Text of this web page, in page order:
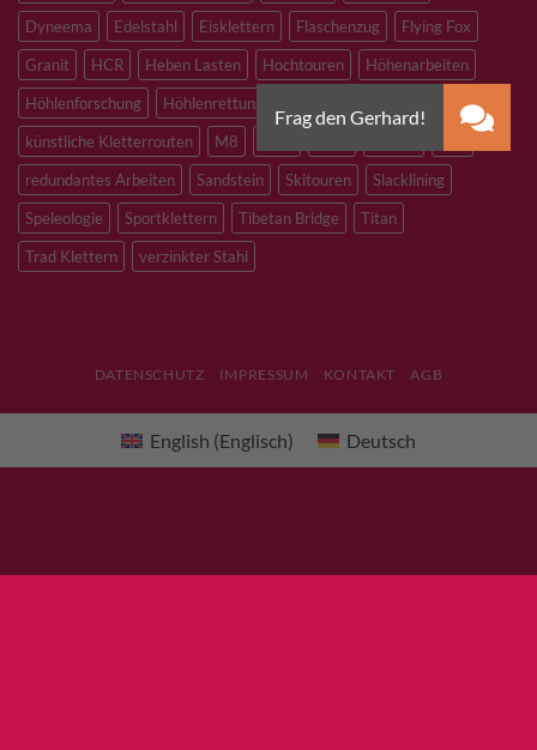
Dyneema
Edelstahl Eisklettern Flaschenzug
Flying Fox
Granit
HCR Heben Lasten Hochtouren
Höhenarbeiten
Höhlenforschung
Höhlenrettung
Kletterhalle
künstliche Kletterrouten
M8
redundantes Arbeiten
Sandstein Skitouren
Slacklining
Speleologie
Sportklettern Tibetan Bridge
Titan
Trad Klettern
verzinkter Stahl
DATENSCHUTZ IMPRESSUM KONTAKT AGB
English (Englisch) Deutsch